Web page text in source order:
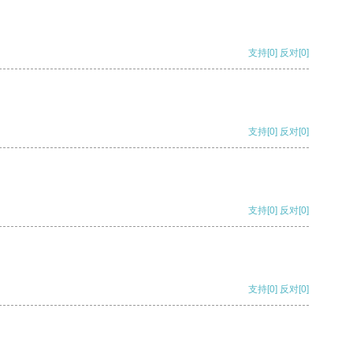
支持[0] 反对[0]
支持[0] 反对[0]
支持[0] 反对[0]
支持[0] 反对[0]